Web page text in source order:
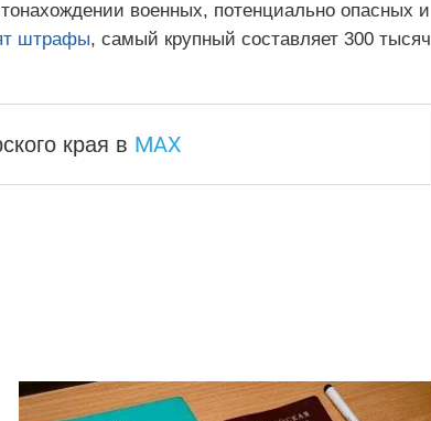
военных, потенциально опасных и
штрафы, самый крупный составляет 300 тысяч
края в MAX